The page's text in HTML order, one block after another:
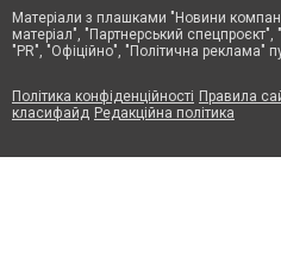
Матеріали з плашками "Новини
матеріал", "Партнерський спецпроєкт",
"PR", "Офіційно", "Політична реклама"
Політика конфіденційності Правила
класифайд Редакційна політика